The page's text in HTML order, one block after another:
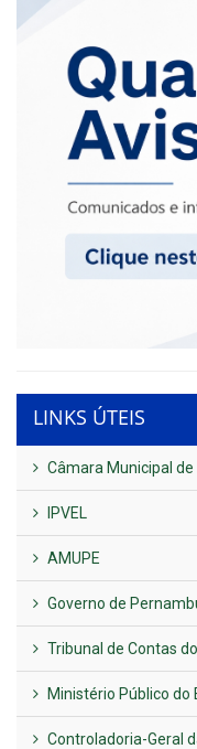
LINKS ÚTEIS
Câmara Municipal
IPVEL
AMUPE
Governo de
Tribunal de Contas
Ministério Público do
Controladoria-Geral